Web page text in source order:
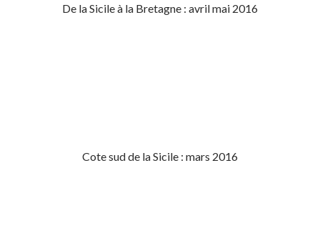
De la Sicile à la Bretagne : avril mai 2016
Cote sud de la Sicile : mars 2016